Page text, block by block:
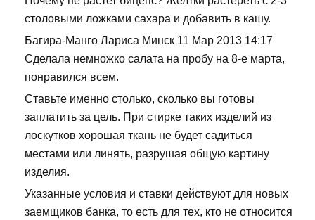
столовыми ложками сахара и добавить в кашу.
Багира-Манго Лариса Минск 11 Мар 2013 14:17
Сделала немножко салата на пробу на 8-е марта,
понравился всем.
Ставьте именно столько, сколько вы готовы
заплатить за цель. При стирке таких изделий из
лоскутков хорошая ткань не будет садиться
местами или линять, разрушая общую картину
изделия.
Указанные условия и ставки действуют для новых
заемщиков банка, то есть для тех, кто не относится